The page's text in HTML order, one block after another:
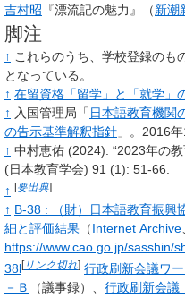
吉村昭 『漂流記の魅力』（新潮
脚注
↑ これらのうち、学校登録のも
となっている。
↑ 在留資格「留学」と「就学」
↑ 入国管理局「 日本語教育機関
の告示基準解釈指針 」。2016
↑ 中村恵佑 (2024). “2023年の
(日本教育学会) 91 (1): 51-66.
↑
[要出典]
↑ B-38 : （財）日本語教育振興
細と評価結果 （Internet Archive
https://www.cao.go.jp/sasshin/
38l[リンク切れ] 行政刷新会議ワ
－Ｂ
（議事録）、 行政刷新会議